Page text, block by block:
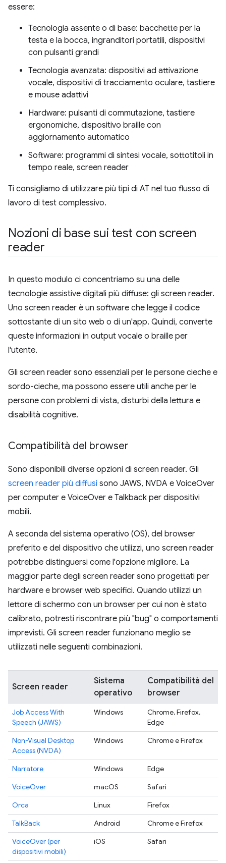
essere:
Tecnologia assente o di base: bacchette per la
testa e la bocca, ingranditori portatili, dispositivi
con pulsanti grandi
Tecnologia avanzata: dispositivi ad attivazione
vocale, dispositivi di tracciamento oculare, tastiere
e mouse adattivi
Hardware: pulsanti di commutazione, tastiere
ergonomiche, dispositivo braille con
aggiornamento automatico
Software: programmi di sintesi vocale, sottotitoli in
tempo reale, screen reader
Ti consigliamo di utilizzare più tipi di AT nel tuo flusso di
lavoro di test complessivo.
Nozioni di base sui test con screen
reader
In questo modulo ci concentriamo su una delle
tecnologie assistive digitali più diffuse: gli screen reader.
Uno screen reader è un software che legge il codice
sottostante di un sito web o di un'app. Quindi, converte
queste informazioni in output vocale o braille per
l'utente.
Gli screen reader sono essenziali per le persone cieche e
sordo-cieche, ma possono essere utili anche per le
persone con problemi di vista, disturbi della lettura e
disabilità cognitive.
Compatibilità del browser
Sono disponibili diverse opzioni di screen reader. Gli
screen reader più diffusi sono JAWS, NVDA e VoiceOver
per computer e VoiceOver e Talkback per dispositivi
mobili.
A seconda del sistema operativo (OS), del browser
preferito e del dispositivo che utilizzi, uno screen reader
potrebbe distinguersi come l'opzione migliore. La
maggior parte degli screen reader sono progettati per
hardware e browser web specifici. Quando utilizzi un
lettore di schermo con un browser per cui non è stato
calibrato, potresti riscontrare più "bug" o comportamenti
imprevisti. Gli screen reader funzionano meglio se
utilizzati nelle seguenti combinazioni.
Screen reader
Sistema
operativo
Compatibilità del
browser
Job Access With
Speech (JAWS)
Windows
Chrome, Firefox,
Edge
Non-Visual Desktop
Access (NVDA)
Windows Chrome e Firefox
Narratore Windows
Edge
VoiceOver
macOS
Safari
Orca
Linux
Firefox
TalkBack
Android
Chrome e Firefox
VoiceOver (per
dispositivi mobili)
iOS Safari